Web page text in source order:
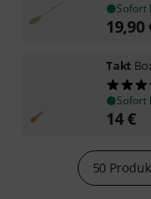
Sofort
19,90
Takt
Sofort
14€
50